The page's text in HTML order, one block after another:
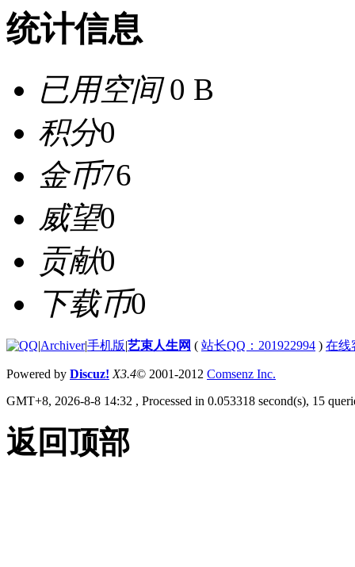
统计信息
已用空间0 B
积分0
金币76
威望0
贡献0
下载币0
|Archiver|手机版|艺束人生网 ( 站长QQ：201922994 ) 在线
Powered by Discuz! X3.4© 2001-2012 Comsenz Inc.
GMT+8, 2026-8-8 14:32 , Processed in 0.053318 second(s), 15
返回顶部